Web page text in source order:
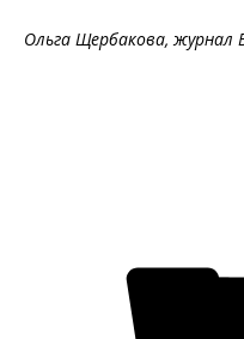
Ольга Щербакова, журнал